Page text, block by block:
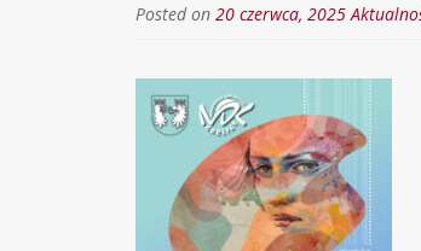
Posted on 20 czerwca, 2025